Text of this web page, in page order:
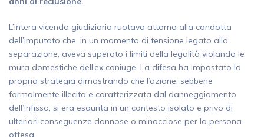
L’intera vicenda giudiziaria ruotava attorno alla condotta
dell’imputato che, in un momento di tensione legato alla
separazione, aveva superato i limiti della legalità violando le
mura domestiche dell’ex coniuge. La difesa ha impostato la
propria strategia dimostrando che l’azione, sebbene
formalmente illecita e caratterizzata dal danneggiamento
dell’infisso, si era esaurita in un contesto isolato e privo di
ulteriori conseguenze dannose o minacciose per la persona
offesa.